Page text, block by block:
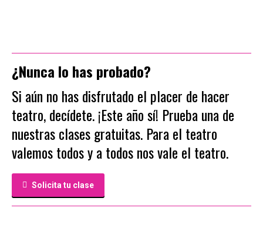
¿Nunca lo has probado?
Si aún no has disfrutado el placer de hacer
teatro, decídete. ¡Este año sí! Prueba una de
nuestras clases gratuitas. Para el teatro
valemos todos y a todos nos vale el teatro.
Solicita tu clase